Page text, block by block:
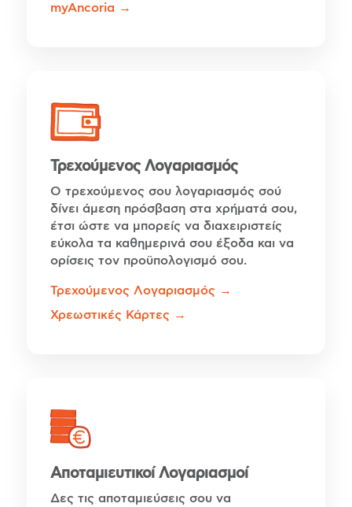
myAncoria →
Τρεχούμενος Λογαριασμός
Ο τρεχούμενος σου λογαριασμός σού
δίνει άμεση πρόσβαση στα χρήματά σου,
έτσι ώστε να μπορείς να διαχειριστείς
εύκολα τα καθημερινά σου έξοδα και να
ορίσεις τον προϋπολογισμό σου.
Τρεχούμενος Λογαριασμός →
Χρεωστικές Κάρτες →
Αποταμιευτικοί Λογαριασμοί
Δες τις αποταμιεύσεις σου να